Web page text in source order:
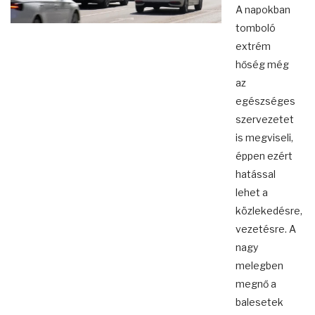
A napokban
tomboló
extrém
hőség még
az
egészséges
szervezetet
is megviseli,
éppen ezért
hatással
lehet a
közlekedésre,
vezetésre. A
nagy
melegben
megnő a
balesetek